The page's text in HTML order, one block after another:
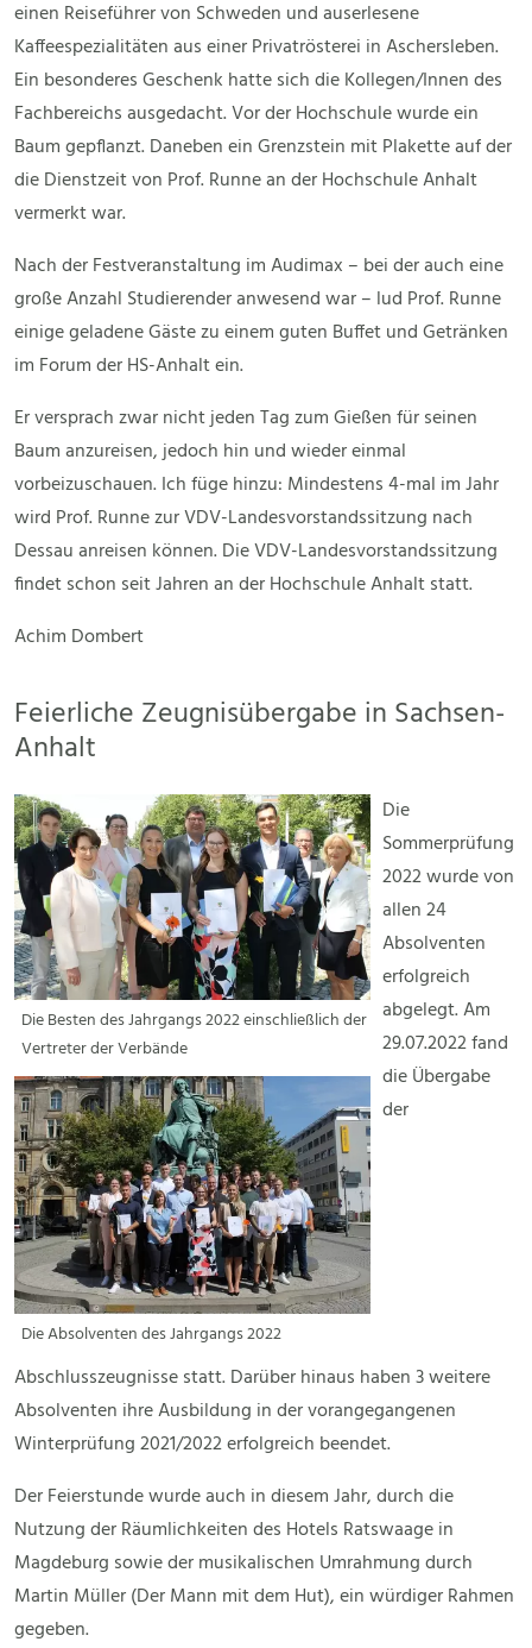
einen Reiseführer von Schweden und auserlesene
Kaffeespezialitäten aus einer Privatrösterei in Aschersleben.
Ein besonderes Geschenk hatte sich die Kollegen/Innen des
Fachbereichs ausgedacht. Vor der Hochschule wurde ein
Baum gepflanzt. Daneben ein Grenzstein mit Plakette auf der
die Dienstzeit von Prof. Runne an der Hochschule Anhalt
vermerkt war.
Nach der Festveranstaltung im Audimax – bei der auch eine
große Anzahl Studierender anwesend war – lud Prof. Runne
einige geladene Gäste zu einem guten Buffet und Getränken
im Forum der HS-Anhalt ein.
Er versprach zwar nicht jeden Tag zum Gießen für seinen
Baum anzureisen, jedoch hin und wieder einmal
vorbeizuschauen. Ich füge hinzu: Mindestens 4-mal im Jahr
wird Prof. Runne zur VDV-Landesvorstandssitzung nach
Dessau anreisen können. Die VDV-Landesvorstandssitzung
findet schon seit Jahren an der Hochschule Anhalt statt.
Achim Dombert
Feierliche Zeugnisübergabe in Sachsen-
Anhalt
Die Besten des Jahrgangs 2022 einschließlich der
Vertreter der Verbände
Die Absolventen des Jahrgangs 2022
Die
Sommerprüfung
2022 wurde von
allen 24
Absolventen
erfolgreich
abgelegt. Am
29.07.2022 fand
die Übergabe
der
Abschlusszeugnisse statt. Darüber hinaus haben 3 weitere
Absolventen ihre Ausbildung in der vorangegangenen
Winterprüfung 2021/2022 erfolgreich beendet.
Der Feierstunde wurde auch in diesem Jahr, durch die
Nutzung der Räumlichkeiten des Hotels Ratswaage in
Magdeburg sowie der musikalischen Umrahmung durch
Martin Müller (Der Mann mit dem Hut), ein würdiger Rahmen
gegeben.